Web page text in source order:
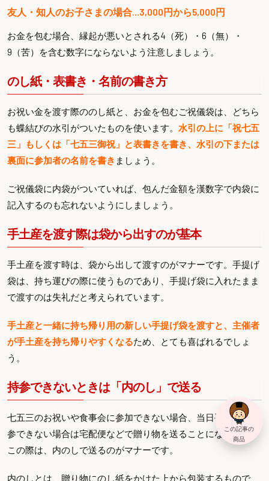
友人・知人のお子さまの場合…3,000円から5,000円
お金を包む場合、縁起が悪いとされる4（死）・6（無）・
9（苦）を含む数字にならないよう注意しましょう。
のし紙・表書き・名前の書き方
お祝い金を渡す際ののし紙と、お金を包むご祝儀袋は、どちら
も蝶結びの水引がついたものを使います。 水引の上に「祝七五
三」もしくは「七五三御祝」と表書きを書き、水引の下または
裏面に参加者の名前を書き ましょう。
ご祝儀袋に内袋がついていれば、包んだ金額を漢数字で内袋に
記入するのも忘れないようにしましょう。
手土産を渡す際は袋から出すのが基本
手土産を渡す時は、袋から出して渡すのがマナーです。手提げ
袋は、持ち運びの際に使うものであり、手提げ袋に入れたまま
で渡すのは失礼だと考えられています。
手土産と一緒に持ち帰り用の新しい手提げ袋を渡すと、主催者
が手土産を持ち帰りやすくなるため、とても喜ばれるでしょ
う。
持参できないときは「内のし」で送る
七五三のお祝いや食事会に参加できない場合、当日手土産を持
参できない場合は宅配便などで贈り物を送ることになります。
この際は、内のしで送るのがマナーです。
内のしとは、贈り物にのし紙をかけた上から包装するもので
この記事の
商品